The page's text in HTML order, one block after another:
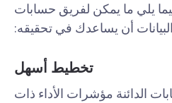
يلي ما يمكن لفريق حسابات
أن يساعدك في تحقيقه:
تخطيط أسهل
الدائنة مؤشرات الأداء ذات